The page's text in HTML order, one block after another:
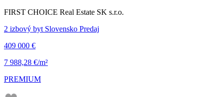
FIRST CHOICE Real Estate SK s.r.o.
2 izbový byt Slovensko Predaj
409 000 €
7 988,28 €/m²
PREMIUM